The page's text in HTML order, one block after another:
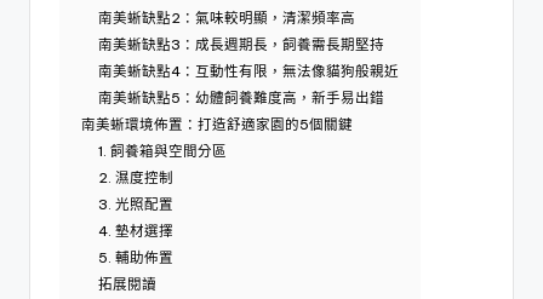
南美蜥缺點2：氣味較明顯，清潔頻率高
南美蜥缺點3：成長週期長，飼養需長期堅持
南美蜥缺點4：互動性有限，無法像貓狗般親近
南美蜥缺點5：幼體飼養難度高，新手易出錯
南美蜥環境佈置：打造舒適家園的5個關鍵
1. 飼養箱與空間分區
2. 濕度控制
3. 光照配置
4. 墊材選擇
5. 輔助佈置
拓展閱讀